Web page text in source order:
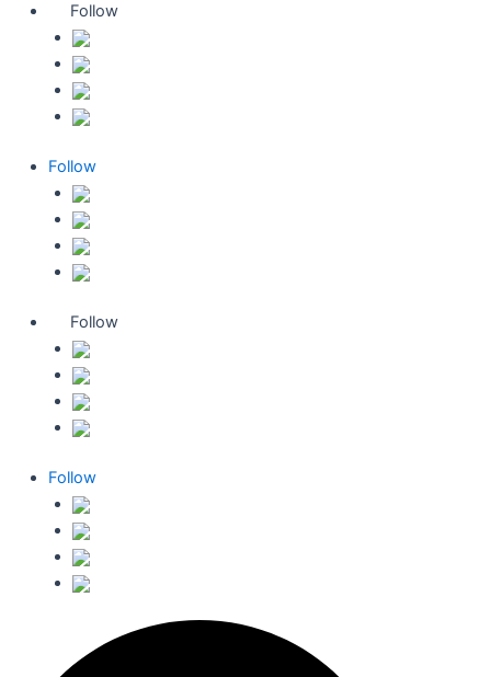
Follow
Follow
Follow
Follow